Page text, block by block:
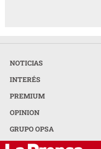
NOTICIAS
INTERÉS
PREMIUM
OPINION
GRUPO OPSA